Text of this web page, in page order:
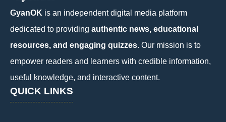
GyanOK is an independent digital media platform
dedicated to providing authentic news, educational
resources, and engaging quizzes. Our mission is to
empower readers and learners with credible information,
useful knowledge, and interactive content.
QUICK LINKS